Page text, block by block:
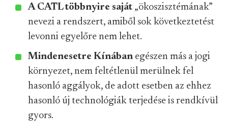
A CATL többnyire saját „ökoszisztémának”
nevezi a rendszert, amiből sok következtetést
levonni egyelőre nem lehet.
Mindenesetre Kínában egészen más a jogi
környezet, nem feltétlenül merülnek fel
hasonló aggályok, de adott esetben az ehhez
hasonló új technológiák terjedése is rendkívül
gyors.